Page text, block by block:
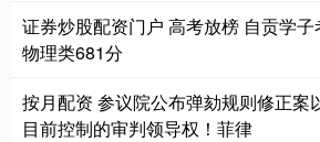
证券炒股配资门户 高考放榜 自贡学子
物理类681分
按月配资 参议院公布弹劾规则修正案
目前控制的审判领导权！菲律